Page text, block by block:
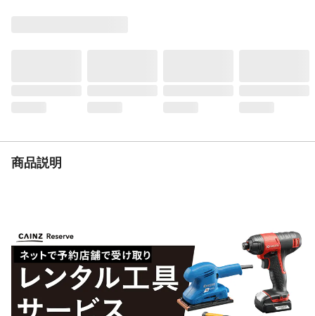
重量
商品説明